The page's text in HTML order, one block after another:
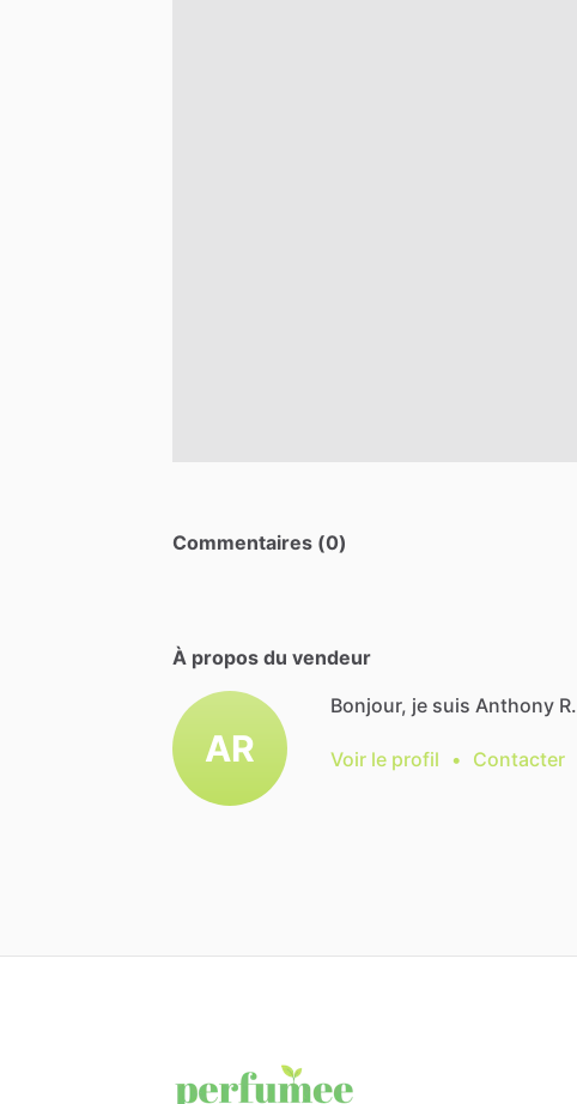
Commentaires (0)
À propos du vendeur
AR
Bonjour, je suis Anthony R.
Voir le profil • Contacter